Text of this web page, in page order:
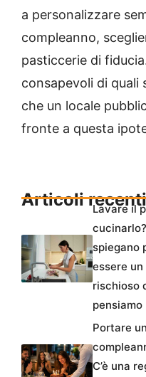
a personalizzare
compleanno,
pasticcerie di
consapevoli di quali
che un locale
fronte a questa
Articoli recenti
Lavare il
spiegano
essere
rischioso
pensiamo
Portare
C’è una